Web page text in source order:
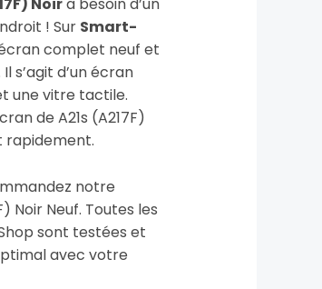
Noira besoin d’un
! Sur Smart-
complet neuf et
s’agit d’un écran
une vitre tactile.
de A21s (A217F)
rapidement.
notre
Noir Neuf. Toutes les
sont testées et
avec votre